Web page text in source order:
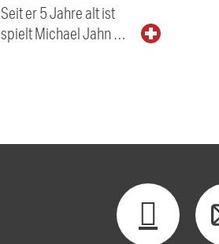
Seit er 5 Jahre alt ist
spielt Michael Jahn …